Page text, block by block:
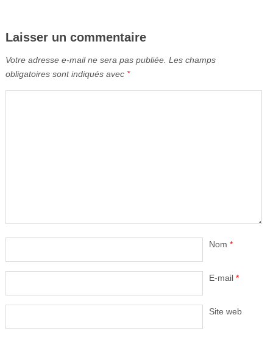
Laisser un commentaire
Votre adresse e-mail ne sera pas publiée. Les champs
obligatoires sont indiqués avec *
Nom *
E-mail *
Site web